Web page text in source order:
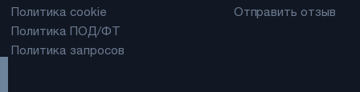
Политика cookie
Политика ПОД/ФТ
Политика запросов
Отправить отзыв